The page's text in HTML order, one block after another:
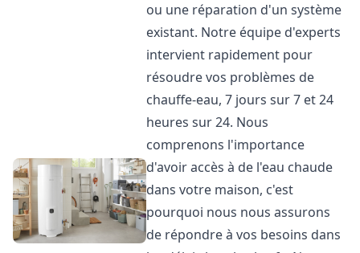
ou une réparation d'un système
existant. Notre équipe d'experts
intervient rapidement pour
résoudre vos problèmes de
chauffe-eau, 7 jours sur 7 et 24
heures sur 24. Nous
comprenons l'importance
d'avoir accès à de l'eau chaude
dans votre maison, c'est
pourquoi nous nous assurons
de répondre à vos besoins dans